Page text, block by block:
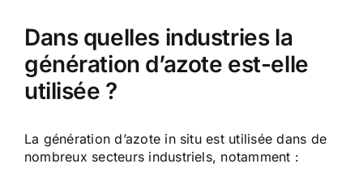
Dans quelles industries la
génération d’azote est-elle
utilisée ?
La génération d’azote in situ est utilisée dans de
nombreux secteurs industriels, notamment :